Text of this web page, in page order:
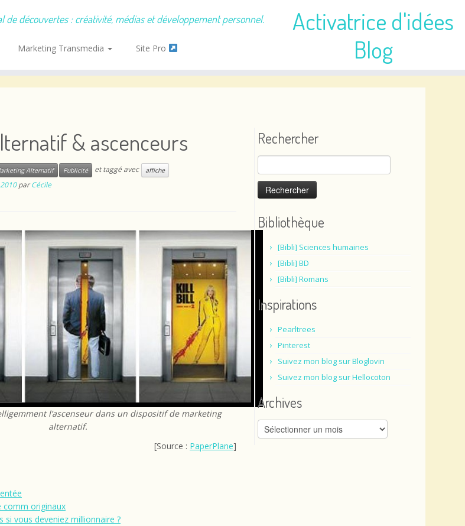
Activatrice d'idées
Blog
de découvertes : créativité, médias et développement personnel.
Marketing Transmedia Site Pro
& ascenceurs
Alternatif Publicité et taggé avec
affiche
parCécile
l’ascenseur dans un dispositif de marketing
alternatif.
[Source : PaperPlane]
comm originaux
si vous deveniez millionnaire ?
Rechercher
Rechercher :
Bibliothèque
[Bibli] Sciences humaines
[Bibli] BD
[Bibli] Romans
Inspirations
Pearltrees
Pinterest
Suivez mon blog sur Bloglovin
Suivez mon blog sur Hellocoton
Archives
Archives